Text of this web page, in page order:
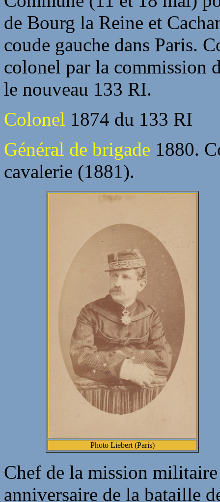
de Bourg la Reine et
coude gauche dans Paris.
colonel par la commission
le nouveau 133 RI.
Colonel 1874 du 133 RI
Général de brigade 1880.
cavalerie (1881).
Photo Liebert (Paris)
Chef de la mission
anniversaire de la bataille